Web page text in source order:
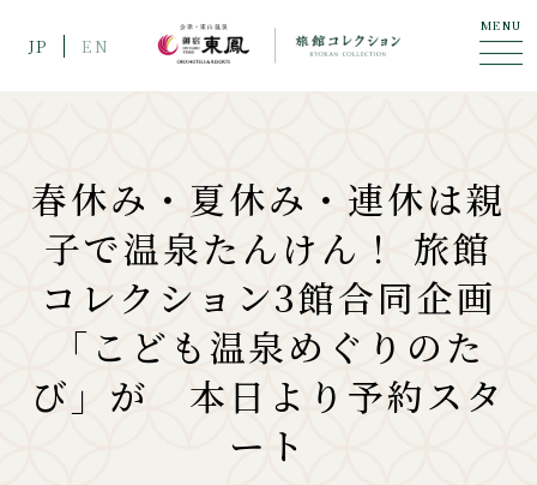
JP EN
MENU
春休み・夏休み・連休は親
子で温泉たんけん！ 旅館
コレクション3館合同企画
「こども温泉めぐりのた
び」が 本日より予約スタ
ート